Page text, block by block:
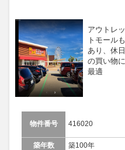
アウトレッ
トモールも
あり、休日
の買い物に
最適
物件番号 416020
築年数
築100年